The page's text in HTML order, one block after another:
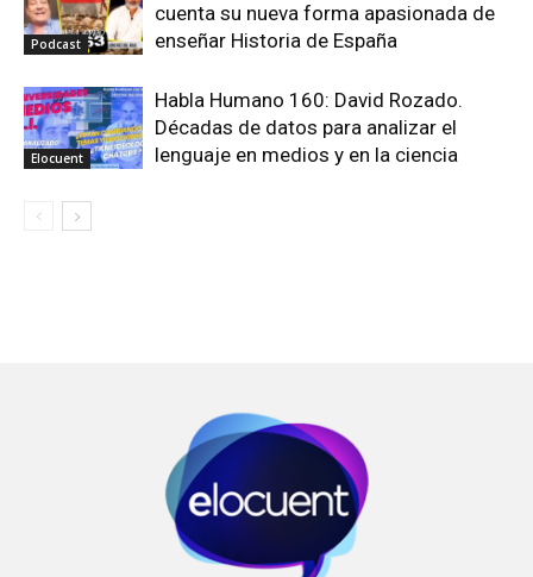
Podcast
cuenta su nueva forma apasionada de
enseñar Historia de España
Elocuent
Habla Humano 160: David Rozado.
Décadas de datos para analizar el
lenguaje en medios y en la ciencia